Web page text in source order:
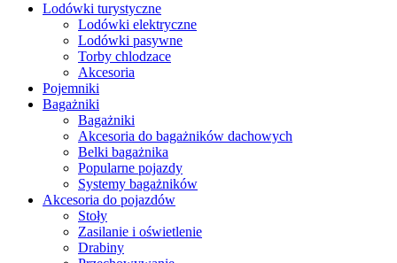
Lodówki turystyczne
Lodówki elektryczne
Lodówki pasywne
Torby chlodzace
Akcesoria
Pojemniki
Bagażniki
Bagażniki
Akcesoria do bagażników dachowych
Belki bagażnika
Popularne pojazdy
Systemy bagażników
Akcesoria do pojazdów
Stoły
Zasilanie i oświetlenie
Drabiny